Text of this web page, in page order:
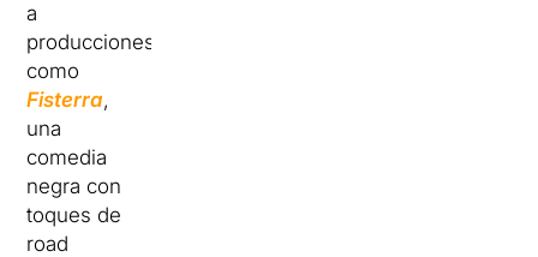
a
producciones
como
Fisterra,
una
comedia
negra con
toques de
road